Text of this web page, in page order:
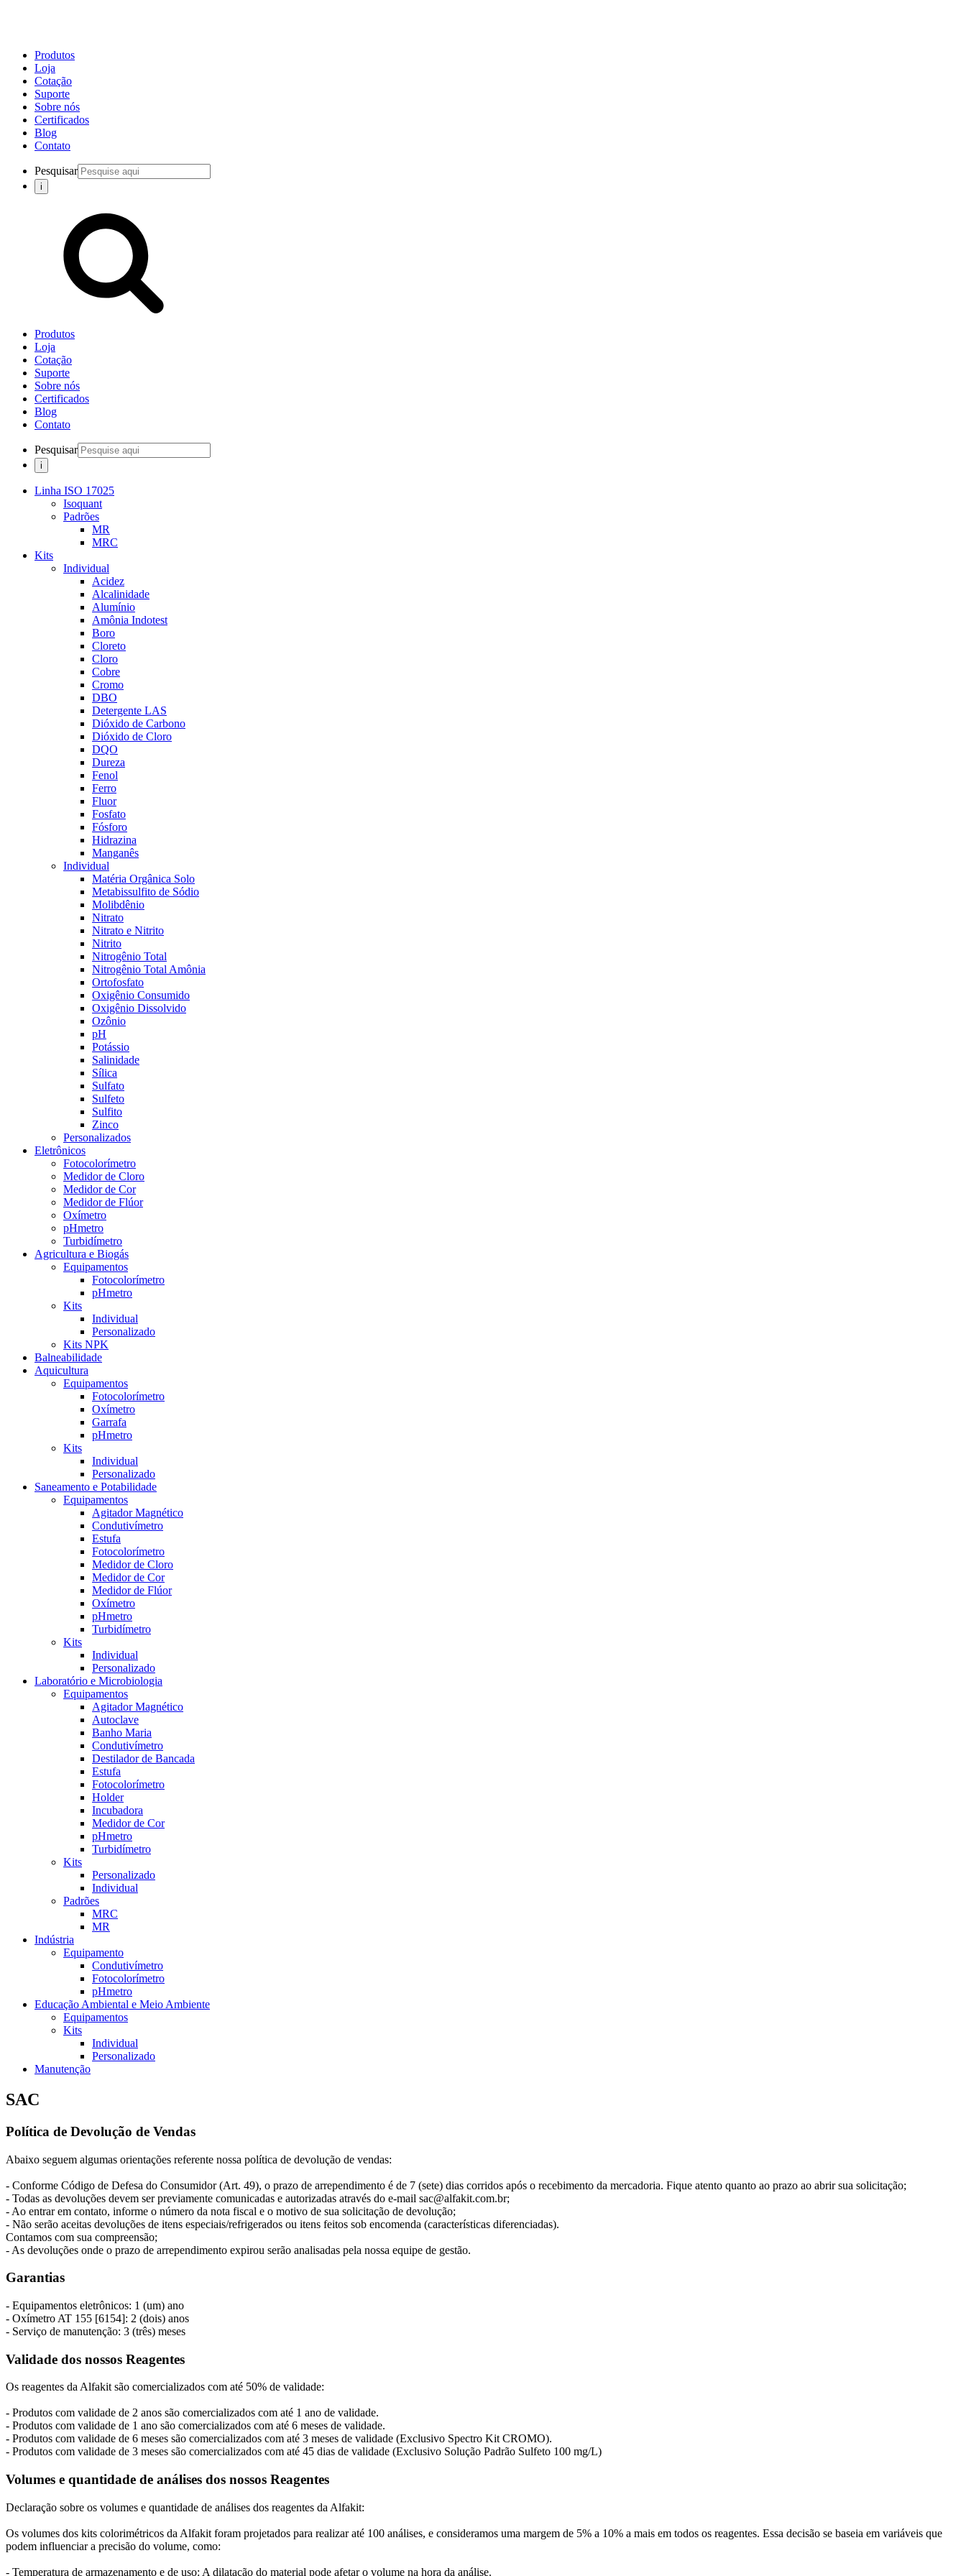
Produtos
Loja
Cotação
Suporte
Sobre nós
Certificados
Blog
Contato
Pesquisar
Produtos
Loja
Cotação
Suporte
Sobre nós
Certificados
Blog
Contato
Pesquisar
Linha ISO 17025
Isoquant
Padrões
MR
MRC
Kits
Individual
Acidez
Alcalinidade
Alumínio
Amônia Indotest
Boro
Cloreto
Cloro
Cobre
Cromo
DBO
Detergente LAS
Dióxido de Carbono
Dióxido de Cloro
DQO
Dureza
Fenol
Ferro
Fluor
Fosfato
Fósforo
Hidrazina
Manganês
Individual
Matéria Orgânica Solo
Metabissulfito de Sódio
Molibdênio
Nitrato
Nitrato e Nitrito
Nitrito
Nitrogênio Total
Nitrogênio Total Amônia
Ortofosfato
Oxigênio Consumido
Oxigênio Dissolvido
Ozônio
pH
Potássio
Salinidade
Sílica
Sulfato
Sulfeto
Sulfito
Zinco
Personalizados
Eletrônicos
Fotocolorímetro
Medidor de Cloro
Medidor de Cor
Medidor de Flúor
Oxímetro
pHmetro
Turbidímetro
Agricultura e Biogás
Equipamentos
Fotocolorímetro
pHmetro
Kits
Individual
Personalizado
Kits NPK
Balneabilidade
Aquicultura
Equipamentos
Fotocolorímetro
Oxímetro
Garrafa
pHmetro
Kits
Individual
Personalizado
Saneamento e Potabilidade
Equipamentos
Agitador Magnético
Condutivímetro
Estufa
Fotocolorímetro
Medidor de Cloro
Medidor de Cor
Medidor de Flúor
Oxímetro
pHmetro
Turbidímetro
Kits
Individual
Personalizado
Laboratório e Microbiologia
Equipamentos
Agitador Magnético
Autoclave
Banho Maria
Condutivímetro
Destilador de Bancada
Estufa
Fotocolorímetro
Holder
Incubadora
Medidor de Cor
pHmetro
Turbidímetro
Kits
Personalizado
Individual
Padrões
MRC
MR
Indústria
Equipamento
Condutivímetro
Fotocolorímetro
pHmetro
Educação Ambiental e Meio Ambiente
Equipamentos
Kits
Individual
Personalizado
Manutenção
SAC
Política de Devolução de Vendas
Abaixo seguem algumas orientações referente nossa política de devolução de vendas:
- Conforme Código de Defesa do Consumidor (Art. 49), o prazo de arrependimento é de 7 (sete) dias corridos após o recebimento da mercadoria. Fique atento quanto ao prazo ao abrir sua solicitação;
- Todas as devoluções devem ser previamente comunicadas e autorizadas através do e-mail sac@alfakit.com.br;
- Ao entrar em contato, informe o número da nota fiscal e o motivo de sua solicitação de devolução;
- Não serão aceitas devoluções de itens especiais/refrigerados ou itens feitos sob encomenda (características diferenciadas).
Contamos com sua compreensão;
- As devoluções onde o prazo de arrependimento expirou serão analisadas pela nossa equipe de gestão.
Garantias
- Equipamentos eletrônicos: 1 (um) ano
- Oxímetro AT 155 [6154]: 2 (dois) anos
- Serviço de manutenção: 3 (três) meses
Validade dos nossos Reagentes
Os reagentes da Alfakit são comercializados com até 50% de validade:
- Produtos com validade de 2 anos são comercializados com até 1 ano de validade.
- Produtos com validade de 1 ano são comercializados com até 6 meses de validade.
- Produtos com validade de 6 meses são comercializados com até 3 meses de validade (Exclusivo Spectro Kit CROMO).
- Produtos com validade de 3 meses são comercializados com até 45 dias de validade (Exclusivo Solução Padrão Sulfeto 100 mg/L)
Volumes e quantidade de análises dos nossos Reagentes
Declaração sobre os volumes e quantidade de análises dos reagentes da Alfakit:
Os volumes dos kits colorimétricos da Alfakit foram projetados para realizar até 100 análises, e consideramos uma margem de 5% a 10% a mais em todos os reagentes. Essa decisão se baseia em variáveis que
podem influenciar a precisão do volume, como:
- Temperatura de armazenamento e de uso: A dilatação do material pode afetar o volume na hora da análise.